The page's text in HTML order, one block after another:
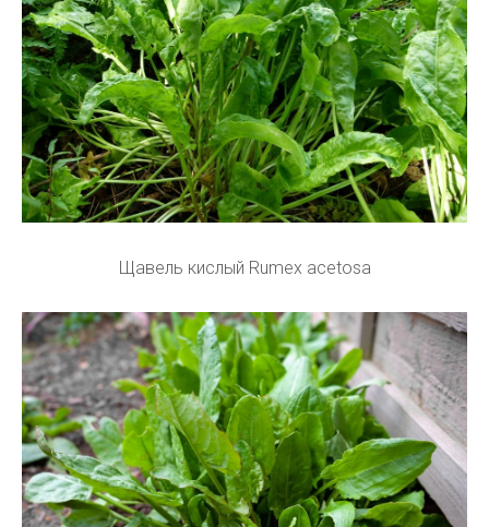
Щавель кислый Rumex acetosa